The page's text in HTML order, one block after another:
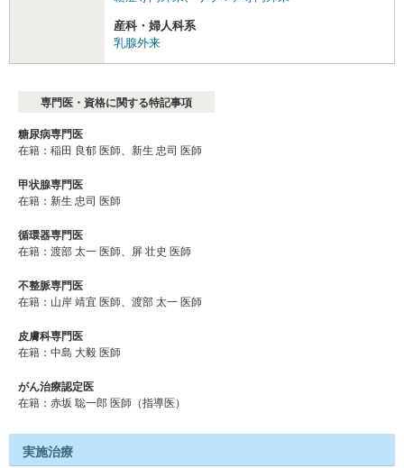
産科・婦人科系
乳腺外来
専門医・資格に関する特記事項
糖尿病専門医
在籍：稲田 良郁 医師、新生 忠司 医師
甲状腺専門医
在籍：新生 忠司 医師
循環器専門医
在籍：渡部 太一 医師、屏 壮史 医師
不整脈専門医
在籍：山岸 靖宜 医師、渡部 太一 医師
皮膚科専門医
在籍：中島 大毅 医師
がん治療認定医
在籍：赤坂 聡⼀郎 医師（指導医）
実施治療